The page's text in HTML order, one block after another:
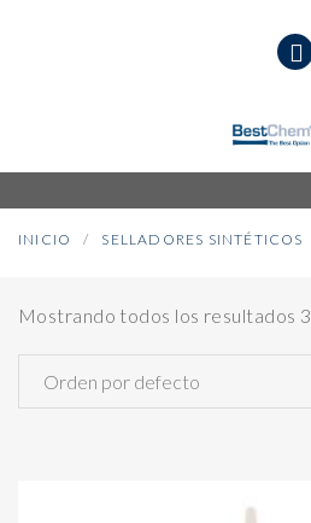
INICIO SELLADORES SINTÉTICOS
Mostrando todos los resultados 3